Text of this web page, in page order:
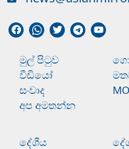
මුල් පිටුව
වීඩියෝ
සංවාද
අප අමතන්න
දේශීය